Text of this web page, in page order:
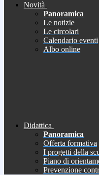
Novità
Panoramica
Le notizie
Le circolari
Calendario eventi
Albo online
Didattica
Panoramica
Offerta formativa
I progetti della
Piano di
Prevenzione